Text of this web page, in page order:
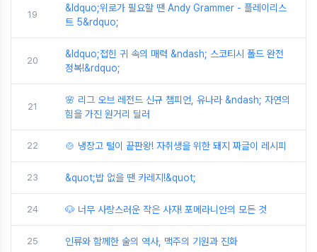
19
&ldquo;위로가 필요할 땐 Andy Grammer - 플레이리스
트 5&rdquo;
20
&ldquo;접힌 귀 속의 매력 &ndash; 스코티시 폴드 완전
정복!&rdquo;
21
🌸 리그 오브 레전드 신규 챔피언, 유나라 &ndash; 자연의
힘을 가진 원거리 딜러
22 🍲 냉장고 털이 끝판왕! 자취생을 위한 돼지 짜글이 레시피
23 &quot;밥 없을 땐 카레지!&quot;
24 🐶 너무 사랑스러운 작은 사자! 포메라니안의 모든 것
25 인류와 함께한 술의 역사, 맥주의 기원과 진화